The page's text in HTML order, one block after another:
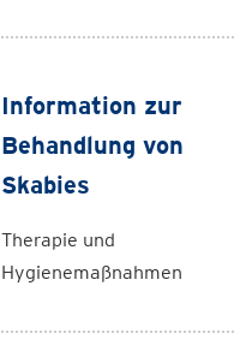
Information zur
Behandlung von
Skabies
Therapie und
Hygienemaßnahmen